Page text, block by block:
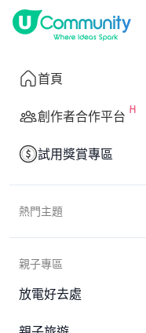
首頁
創作者合作平台
試用獎賞專區
熱門主題
親子專區
放電好去處